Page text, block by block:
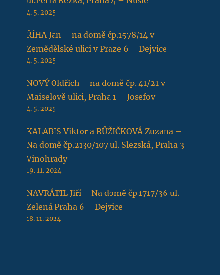
4. 5. 2025
ŘÍHA Jan – na domě čp.1578/14 v
Zemědělské ulici v Praze 6 – Dejvice
4. 5. 2025
NOVÝ Oldřich – na domě čp. 41/21 v
Maiselově ulici, Praha 1 – Josefov
4. 5. 2025
KALABIS Viktor a RŮŽIČKOVÁ Zuzana –
Na domě čp.2130/107 ul. Slezská, Praha 3 –
Vinohrady
19. 11. 2024
NAVRÁTIL Jiří – Na domě čp.1717/36 ul.
Zelená Praha 6 – Dejvice
18. 11. 2024